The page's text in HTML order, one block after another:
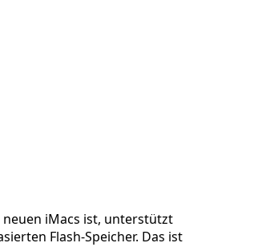
iMacs ist, unterstützt
Flash-Speicher. Das ist